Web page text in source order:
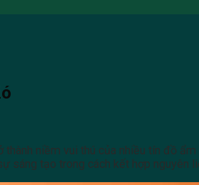
niềm vui thú của nhiều tín đồ ẩm
sáng tạo trong cách kết hợp nguyên